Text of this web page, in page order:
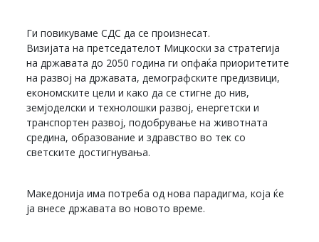
Ги повикуваме СДС да се произнесат.
Визијата на претседателот Мицкоски за стратегија
на државата до 2050 година ги опфаќа приоритетите
на развој на државата, демографските предизвици,
економските цели и како да се стигне до нив,
земјоделски и технолошки развој, енергетски и
транспортен развој, подобрување на животната
средина, образование и здравство во тек со
светските достигнувања.
Македонија има потреба од нова парадигма, која ќе
ја внесе државата во новото време.